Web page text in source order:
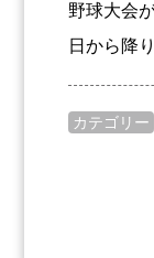
野球大会
日から降
カテゴリー